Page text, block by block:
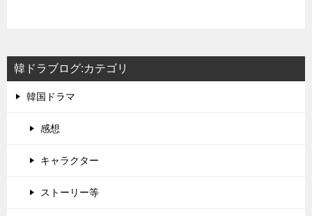
韓ドラブログ:カテゴリ
韓国ドラマ
感想
キャラクター
ストーリー等